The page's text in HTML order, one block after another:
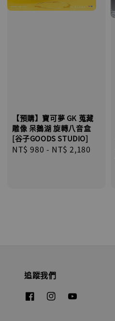
【預購】寶可夢 GK 蒐藏
雕像 呆鵝湖 旋轉八音盒
[谷子GOODS STUDIO]
Regular
NT$ 980 - NT$ 2,180
追蹤我們